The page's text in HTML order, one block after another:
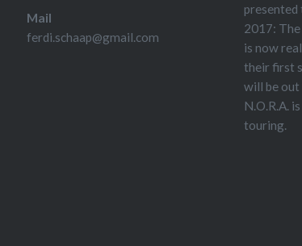
Mail
ferdi.schaap@gmail.com
2017: The
is now
their first
will be out
N.O.R.A.
touring.